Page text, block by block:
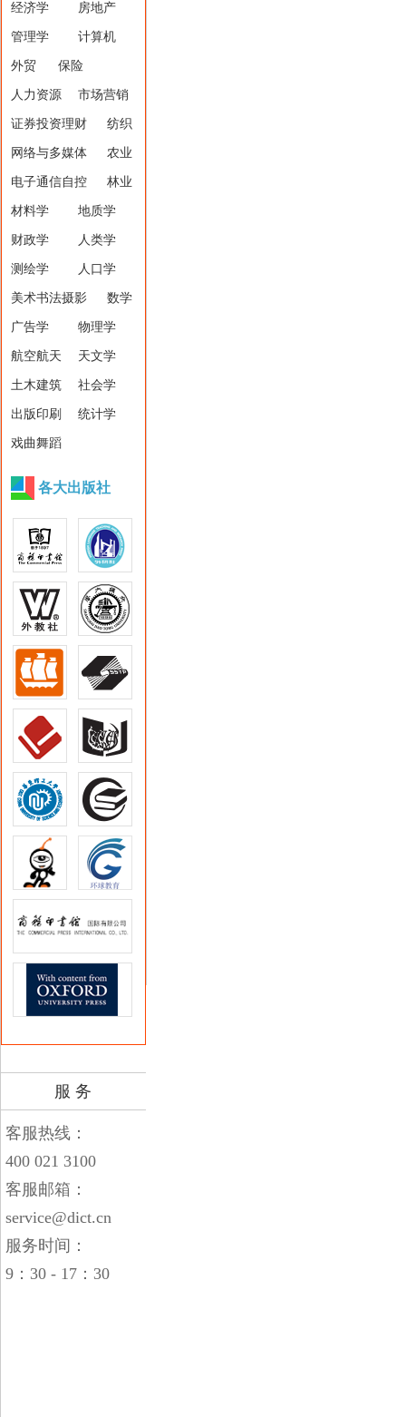
经济学 房地产
管理学 计算机
外贸 保险
人力资源 市场营销
证券投资理财 纺织
网络与多媒体 农业
电子通信自控 林业
材料学 地质学
财政学 人类学
测绘学 人口学
美术书法摄影 数学
广告学 物理学
航空航天 天文学
土木建筑 社会学
出版印刷 统计学
戏曲舞蹈
各大出版社
服 务
客服热线：
400 021 3100
客服邮箱：
service@dict.cn
服务时间：
9：30 - 17：30